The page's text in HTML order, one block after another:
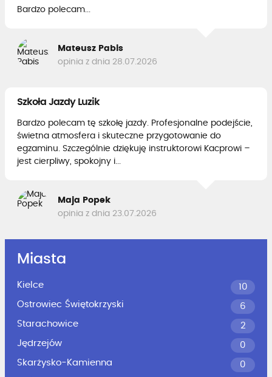
Bardzo polecam...
Mateusz Pabis
opinia z dnia 28.07.2026
Szkoła Jazdy Luzik
Bardzo polecam tę szkołę jazdy. Profesjonalne podejście,
świetna atmosfera i skuteczne przygotowanie do
egzaminu. Szczególnie dziękuję instruktorowi Kacprowi –
jest cierpliwy, spokojny i...
Maja Popek
opinia z dnia 23.07.2026
Miasta
Kielce
10
Ostrowiec Świętokrzyski
6
Starachowice
2
Jędrzejów
0
Skarżysko-Kamienna
0